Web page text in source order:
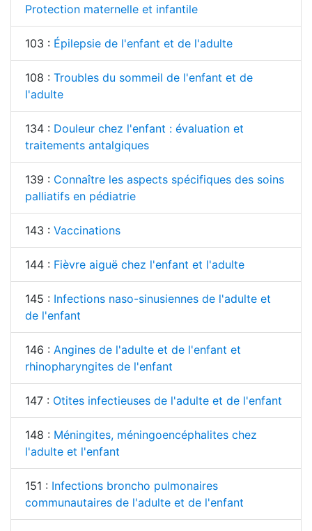
Protection maternelle et infantile
103 : Épilepsie de l'enfant et de l'adulte
108 : Troubles du sommeil de l'enfant et de
l'adulte
134 : Douleur chez l'enfant : évaluation et
traitements antalgiques
139 : Connaître les aspects spécifiques des soins
palliatifs en pédiatrie
143 : Vaccinations
144 : Fièvre aiguë chez l'enfant et l'adulte
145 : Infections naso-sinusiennes de l'adulte et
de l'enfant
146 : Angines de l'adulte et de l'enfant et
rhinopharyngites de l'enfant
147 : Otites infectieuses de l'adulte et de l'enfant
148 : Méningites, méningoencéphalites chez
l'adulte et l'enfant
151 : Infections broncho pulmonaires
communautaires de l'adulte et de l'enfant